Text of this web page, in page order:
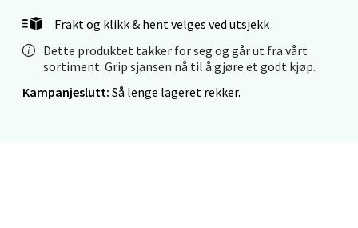
Frakt og klikk & hent velges ved utsjekk
Dette produktet takker for seg og går ut fra vårt
sortiment. Grip sjansen nå til å gjøre et godt kjøp.
Kampanjeslutt: Så lenge lageret rekker.